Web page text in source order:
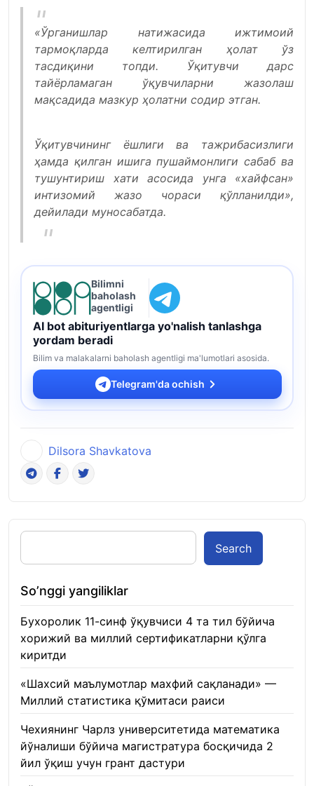
«Ўрганишлар натижасида ижтимоий
тармоқларда келтирилган ҳолат ўз
тасдиқини топди. Ўқитувчи дарс
тайёрламаган ўқувчиларни жазолаш
мақсадида мазкур ҳолатни содир этган.
Ўқитувчининг ёшлиги ва тажрибасизлиги
ҳамда қилган ишига пушаймонлиги сабаб ва
тушунтириш хати асосида унга «хайфсан»
интизомий жазо чораси қўлланилди»,
дейилади муносабатда.
Bilimni
baholash
agentligi
AI bot abituriyentlarga yo'nalish tanlashga
yordam beradi
Bilim va malakalarni baholash agentligi ma'lumotlari asosida.
Telegram'da ochish
Dilsora Shavkatova
Search
So’nggi yangiliklar
Бухоролик 11-синф ўқувчиси 4 та тил бўйича
хорижий ва миллий сертификатларни қўлга
киритди
«Шахсий маълумотлар махфий сақланади» —
Миллий статистика қўмитаси раиси
Чехиянинг Чарлз университетида математика
йўналиши бўйича магистратура босқичида 2
йил ўқиш учун грант дастури